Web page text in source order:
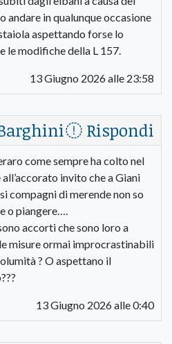
andare in qualunque occasione
aspettando forse lo
le modifiche della L 157.
13 Giugno 2026 alle 23:58
Rispondi
come sempre ha colto nel
invito che a Giani
compagni di merende non so
o piangere….
accorti che sono loro a
misure ormai improcrastinabili
? O aspettano il
13 Giugno 2026 alle 0:40